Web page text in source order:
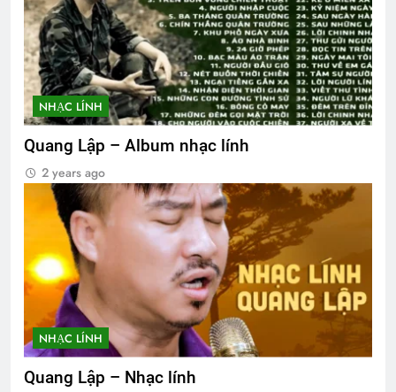
NHẠC LÍNH
Quang Lập – Album nhạc lính
2 years ago
NHẠC LÍNH
Quang Lập – Nhạc lính